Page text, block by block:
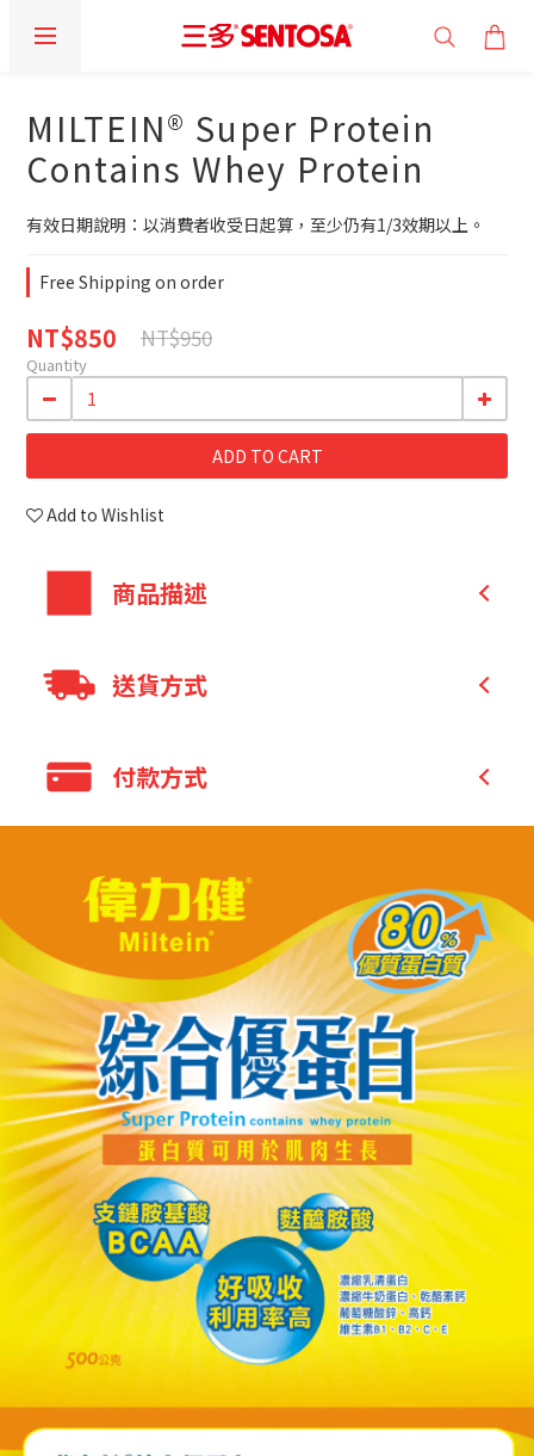
MILTEIN® Super Protein
Contains Whey Protein
有效日期說明：以消費者收受日起算，至少仍有1/3效期以上。
Free Shipping on order
NT$850 NT$950
Quantity
ADD TO CART
Add to Wishlist
商品描述
香草口味蛋白質飲品，適合全家人飲用
優質蛋白質:可幫助肌肉生長及生長發育
麩醯胺酸:調節生機能，增強體力
鋅:有助於維持生長發育與生殖機能
送貨方式
Family Mart Pickup and pay in store (B
2C)
Family Mart Pickup only (B2C)
7-11 Pickup only (B2C)
Others
Others
付款方式
貨到付款
FMT pick-up and pay
7-11 pick-up and pay
Bank Transfer
LINE Pay